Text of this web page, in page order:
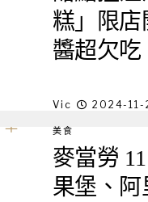
糕」限
醬超欠吃
Vic 2024-11-
美食
麥當勞
果堡、